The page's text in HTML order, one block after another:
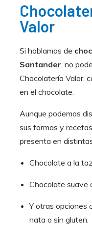
Valor
Si hablamos de
Santander , no
Chocolatería Valor,
en el chocolate.
Aunque podemos
sus formas y
presenta en
Chocolate a la
Chocolate suave
Y otras opciones
nata o sin gluten.